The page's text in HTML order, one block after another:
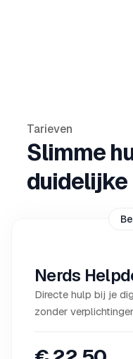
Tarieven
Slimme
duidelijke
Nerds
Directe hulp bij je
zonder